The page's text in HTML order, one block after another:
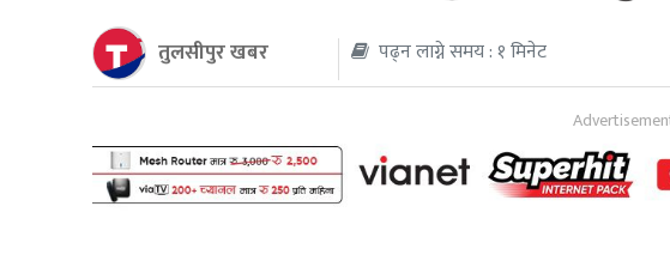
तुलसीपुर खबर पढ्न लाग्ने समय : १ मिनेट